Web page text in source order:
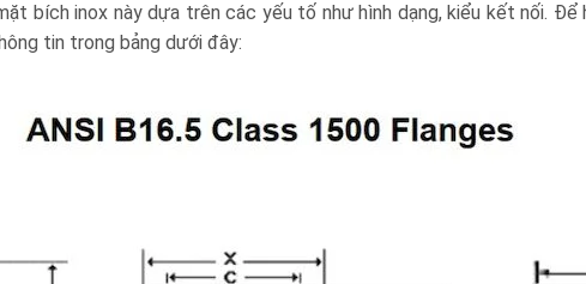
bích inox này dựa trên các yếu tố như hình dạng, kiểu kết nối.
tin trong bảng dưới đây: